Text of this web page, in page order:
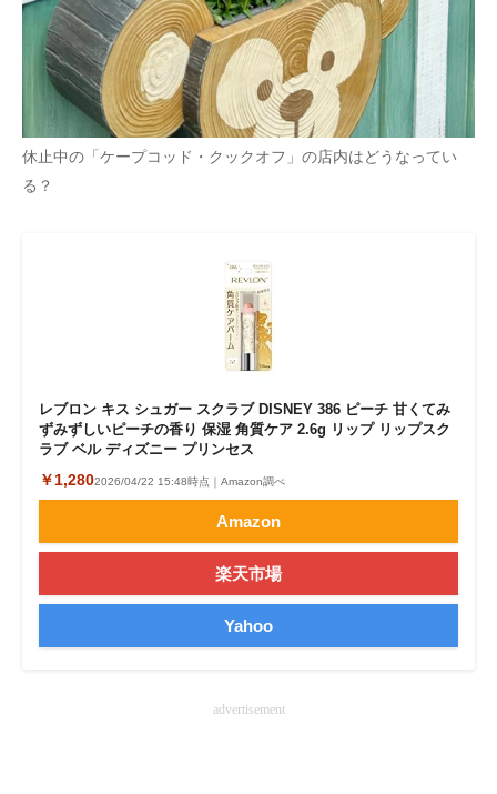
ビジネスと働き方のヒント
AI活用のいまが分かる
企業ITのトレンドを詳説
経営リーダーのコミュニティ
企業向けIT製品の総合サイト
モノづくり技術者専門サイト
エレクトロニクス専門サイト
エネルギーの専門メディア
休止中の「ケープコッド・クックオフ」の店内はどうなってい
る？
レブロン キス シュガー スクラブ DISNEY 386 ピーチ 甘くてみ
ずみずしいピーチの香り 保湿 角質ケア 2.6g リップ リップスク
ラブ ベル ディズニー プリンセス
￥1,2802026/04/22 15:48時点｜Amazon調べ
Amazon
楽天市場
Yahoo
advertisement